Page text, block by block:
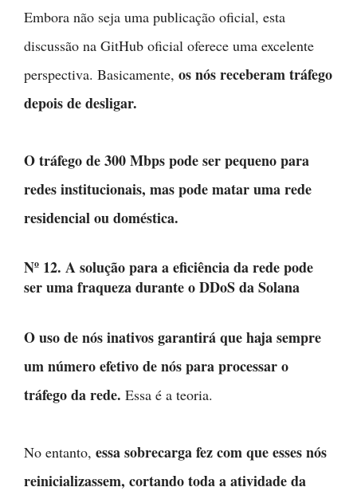
Embora não seja uma publicação oficial, esta
discussão na GitHub oficial oferece uma excelente
perspectiva. Basicamente, os nós receberam tráfego
depois de desligar.
O tráfego de 300 Mbps pode ser pequeno para
redes institucionais, mas pode matar uma rede
residencial ou doméstica.
Nº 12. A solução para a eficiência da rede pode
ser uma fraqueza durante o DDoS da Solana
O uso de nós inativos garantirá que haja sempre
um número efetivo de nós para processar o
tráfego da rede. Essa é a teoria.
No entanto, essa sobrecarga fez com que esses nós
reinicializassem, cortando toda a atividade da